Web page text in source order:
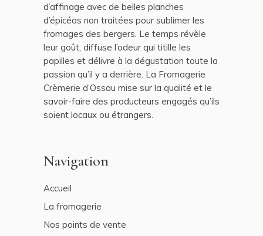
d’affinage avec de belles planches
d’épicéas non traitées pour sublimer les
fromages des bergers. Le temps révèle
leur goût, diffuse l’odeur qui titille les
papilles et délivre à la dégustation toute la
passion qu’il y a derrière. La Fromagerie
Crèmerie d’Ossau mise sur la qualité et le
savoir-faire des producteurs engagés qu’ils
soient locaux ou étrangers.
Navigation
Accueil
La fromagerie
Nos points de vente